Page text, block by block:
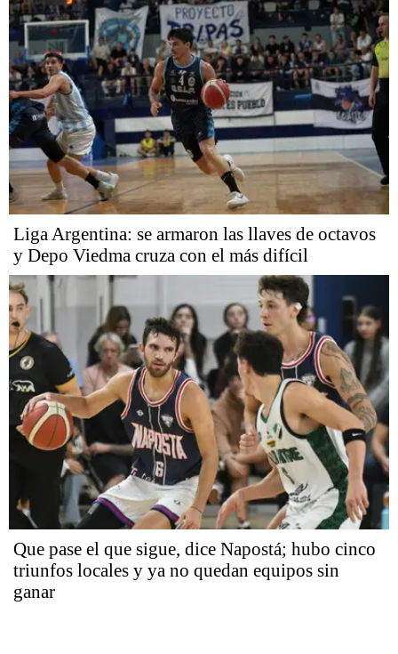
Liga Argentina: se armaron las llaves de octavos
y Depo Viedma cruza con el más difícil
Que pase el que sigue, dice Napostá; hubo cinco
triunfos locales y ya no quedan equipos sin
ganar